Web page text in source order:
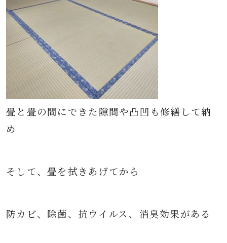
畳と畳の間にできた隙間や凸凹も修繕して納
め
そして、畳を拭きあげてから
防カビ、除菌、抗ウイルス、消臭効果がある